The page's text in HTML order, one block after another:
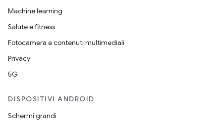
Machine learning
Salute e fitness
Fotocamera e contenuti multimediali
Privacy
5G
DISPOSITIVI ANDROID
Schermi grandi